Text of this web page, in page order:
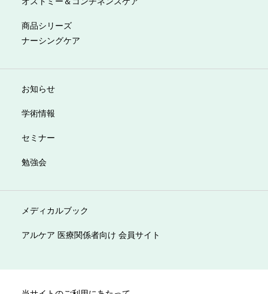
商品シリーズ
ナーシングケア
お知らせ
学術情報
セミナー
勉強会
メディカルブック
アルケア 医療関係者向け 会員サイト